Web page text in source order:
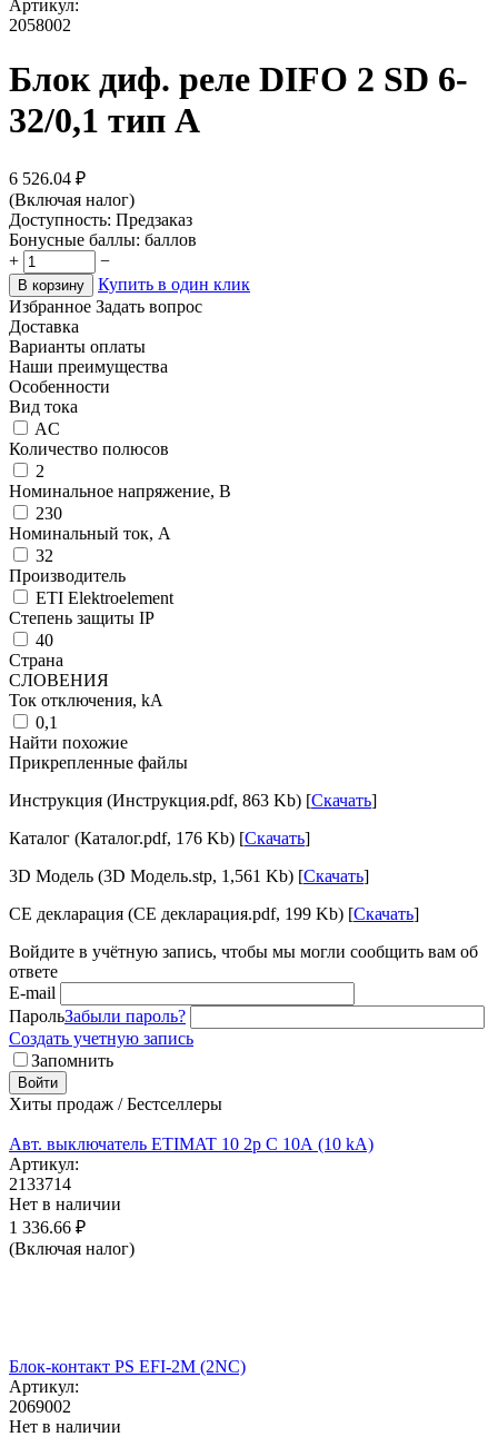
Артикул:
2058002
Блок диф. реле DIFO 2 SD 6-
32/0,1 тип A
6 526.04 ₽
(Включая налог)
Доступность: Предзаказ
Бонусные баллы: баллов
+
−
В корзину
Купить в один клик
Избранное Задать вопрос
Доставка
Варианты оплаты
Наши преимущества
Особенности
Вид тока
AC
Количество полюсов
2
Номинальное напряжение, В
230
Номинальный ток, А
32
Производитель
ETI Elektroelement
Степень защиты IP
40
Страна
СЛОВЕНИЯ
Ток отключения, kА
0,1
Найти похожие
Прикрепленные файлы
Инструкция (Инструкция.pdf, 863 Kb) [Скачать]
Каталог (Каталог.pdf, 176 Kb) [Скачать]
3D Модель (3D Модель.stp, 1,561 Kb) [Скачать]
CE декларация (CE декларация.pdf, 199 Kb) [Скачать]
Войдите в учётную запись, чтобы мы могли сообщить вам об
ответе
E-mail
ПарольЗабыли пароль?
Создать учетную запись
Запомнить
Войти
Хиты продаж / Бестселлеры
Авт. выключатель ETIMAT 10 2p C 10А (10 kA)
Артикул:
2133714
Нет в наличии
1 336.66 ₽
(Включая налог)
Блок-контакт PS EFI-2M (2NC)
Артикул:
2069002
Нет в наличии